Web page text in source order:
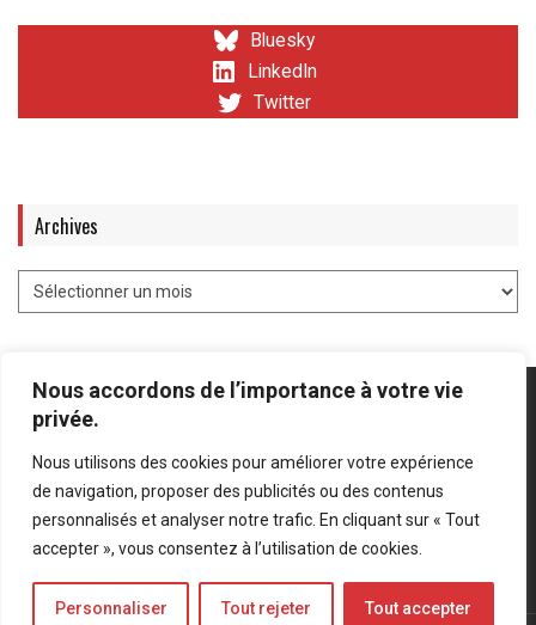
Nous accordons de l’importance à votre vie
privée.
Nous utilisons des cookies pour améliorer votre expérience
de navigation, proposer des publicités ou des contenus
personnalisés et analyser notre trafic. En cliquant sur « Tout
accepter », vous consentez à l’utilisation de cookies.
Personnaliser Tout rejeter Tout accepter
Bluesky
LinkedIn
Twitter
Archives
Mentions légales Politique de confidentialité
Bluesky
LinkedIn
Twitter